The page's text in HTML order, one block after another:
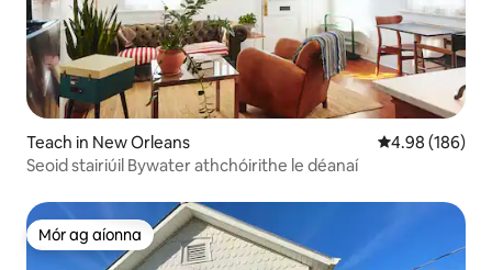
Teach in New Orleans Meánrátáil
4.98 (186)
Seoid stairiúil Bywater athchóirithe le déanaí
Mór ag aíonna
Mór ag aíonna